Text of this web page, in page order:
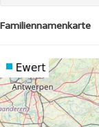
Familiennamenkarte